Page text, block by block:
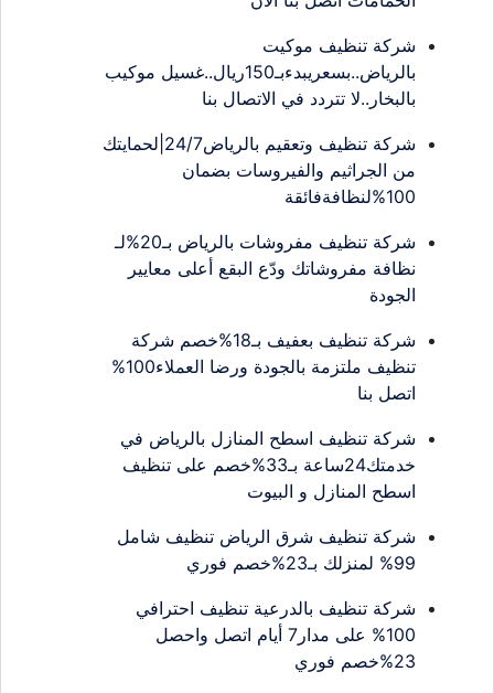
شركة تنظيف موكيت
بالرياض..بسعريبدءبـ150ريال..غسيل موكيب
بالبخار..لا تتردد في الاتصال بنا
شركة تنظيف وتعقيم بالرياض24/7|لحمايتك
من الجراثيم والفيروسات بضمان
100%لنظافةفائقة
شركة تنظيف مفروشات بالرياض بـ20%لـ
نظافة مفروشاتك ودّع البقع أعلى معايير
الجودة
شركة تنظيف بعفيف بـ18%خصم شركة
تنظيف ملتزمة بالجودة ورضا العملاء100%
اتصل بنا
شركة تنظيف اسطح المنازل بالرياض في
خدمتك24ساعة بـ33%خصم على تنظيف
اسطح المنازل و البيوت
شركة تنظيف شرق الرياض تنظيف شامل
99% لمنزلك بـ23%خصم فوري
شركة تنظيف بالدرعية تنظيف احترافي
100% على مدار7 أيام اتصل واحصل
23%خصم فوري